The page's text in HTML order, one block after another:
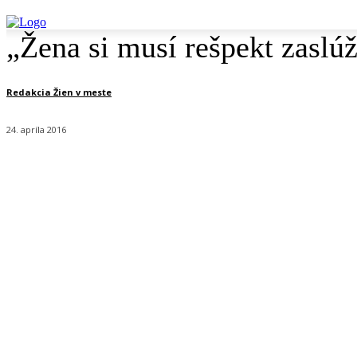
„Žena si musí rešpekt
Redakcia Žien v meste
24. apríla 2016